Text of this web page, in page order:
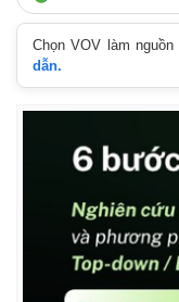
Chọn VOV làm
dẫn.